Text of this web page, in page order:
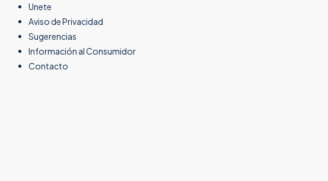
Unete
Aviso de Privacidad
Sugerencias
Información al Consumidor
Contacto